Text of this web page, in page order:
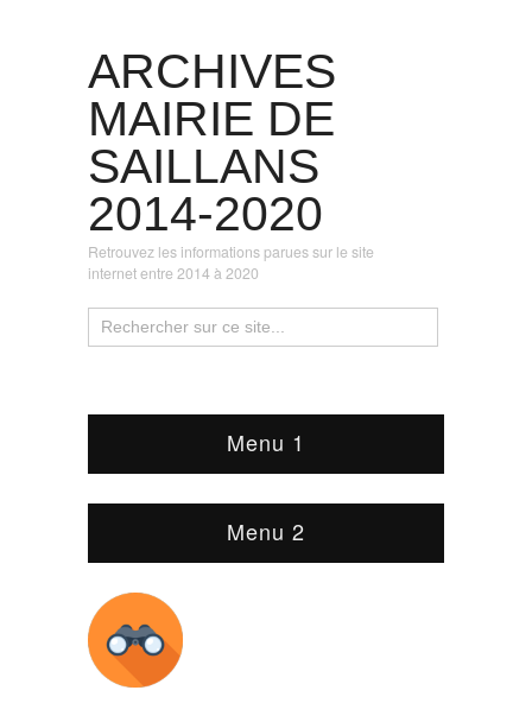
ARCHIVES
MAIRIE DE
SAILLANS
2014-2020
Retrouvez les informations parues sur le site
internet entre 2014 à 2020
Menu 1
Menu 2